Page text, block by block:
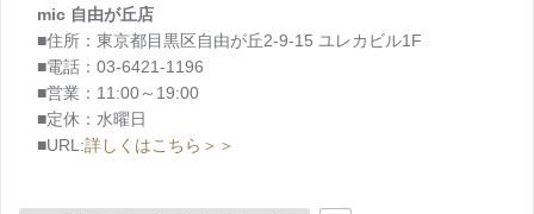
mic 自由が丘店
■住所：東京都目黒区自由が丘2-9-15 ユレカビル1F
■電話：03-6421-1196
■営業：11:00～19:00
■定休：水曜日
■URL:詳しくはこちら＞＞